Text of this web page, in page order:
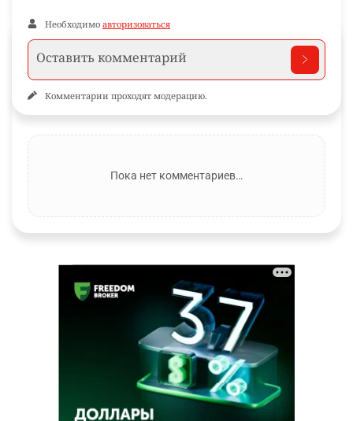
Необходимо авторизоваться
Комментарии проходят модерацию.
Пока нет комментариев…